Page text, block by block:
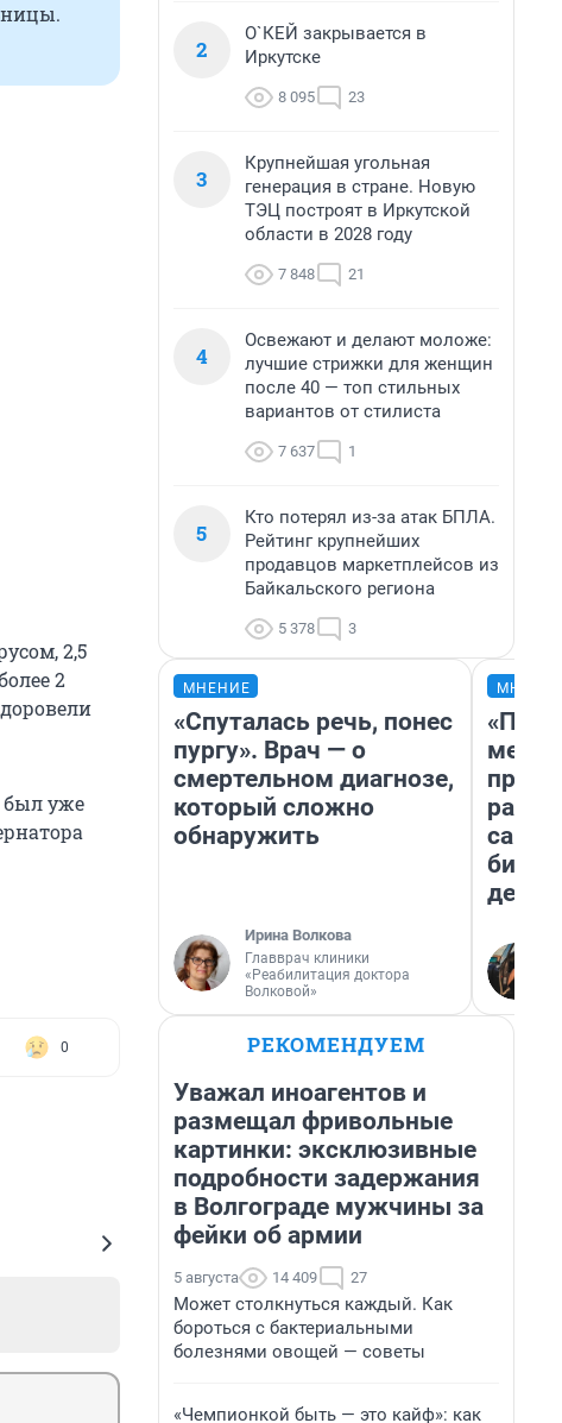
2,5
2
был уже
0
2
О`КЕЙ закрывается в
Иркутске
8 095 23
3
Крупнейшая угольная
генерация в стране. Новую
ТЭЦ построят в Иркутской
области в 2028 году
7 848 21
4
Освежают и делают моложе:
лучшие стрижки для женщин
после 40 — топ стильных
вариантов от стилиста
7 637 1
5
Кто потерял из-за атак БПЛА.
Рейтинг крупнейших
продавцов маркетплейсов из
Байкальского региона
5 378 3
МНЕНИЕ
«Спуталась речь, понес
пургу». Врач — о
смертельном диагнозе,
который сложно
обнаружить
Ирина Волкова
Главврач клиники
«Реабилитация доктора
Волковой»
РЕКОМЕНДУЕМ
Уважал иноагентов и
размещал фривольные
картинки: эксклюзивные
подробности задержания
в Волгограде мужчины за
фейки об армии
5 августа 14 409 27
Может столкнуться каждый. Как
бороться с бактериальными
болезнями овощей — советы
«Чемпионкой быть — это кайф»: как